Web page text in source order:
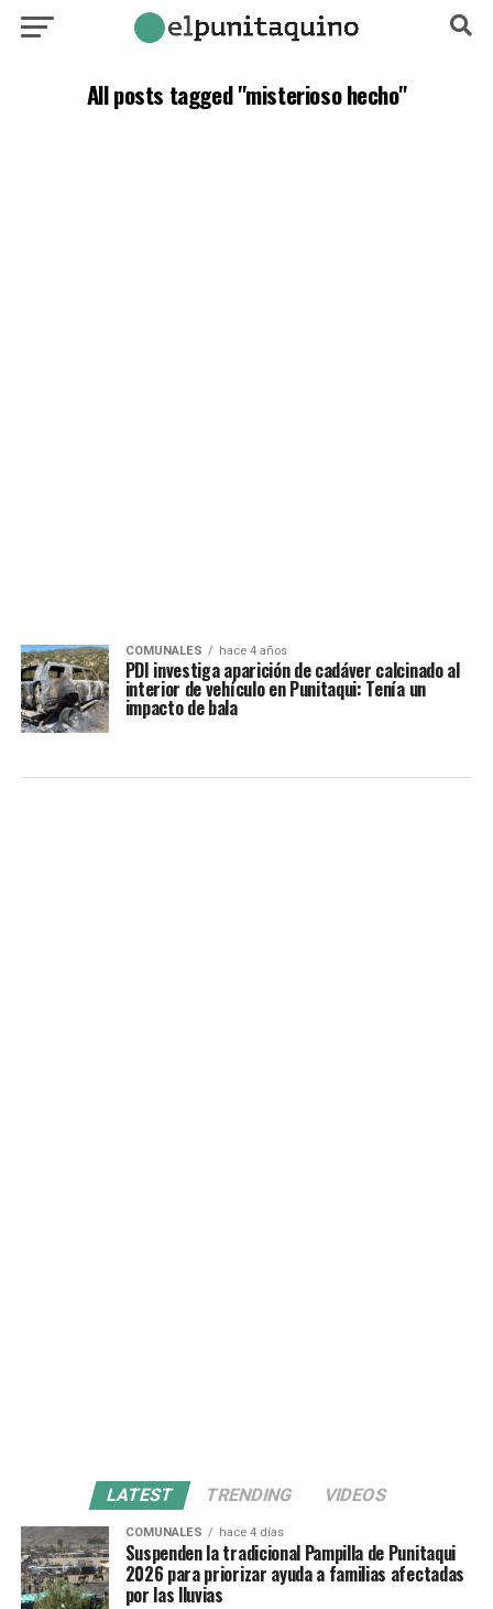
All posts tagged "misterioso hecho"
COMUNALES hace 4 años
PDI investiga aparición de cadáver calcinado al
interior de vehículo en Punitaqui: Tenía un
impacto de bala
LATEST TRENDING VIDEOS
COMUNALES hace 4 días
Suspenden la tradicional Pampilla de Punitaqui
2026 para priorizar ayuda a familias afectadas
por las lluvias